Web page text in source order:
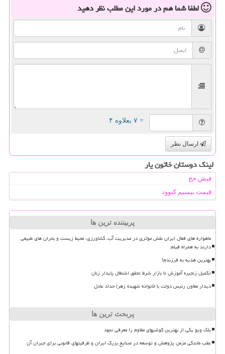
لطفا شما همدر مورد این مطلبنظر دهید
= ۷ بعلاوه ۴
ارسال نظر
لینک دوستان خاتون یار
فیش حج
قیمت بیسیم کنوود
پربیننده ترین ها
ماهواره های فعال ایران نقش مؤثری در مدیریت آب، کشاورزی، محیط زیست و بحران های طبیعی
دارند به همراه فیلم
بهترین هدیه به فرزندم!
تکمیل زنجیره آموزش تا بازار شرط تحقق اشتغال پایدار زنان
دیدار معاون رئیس دولت با خانواده شهیده زهرا حداد عادل
پربحث ترین ها
بلک ویو یکی از بهترین گوشیهای مقاوم را معرفی نمود
عقب ماندگی مزمن پژوهش و توسعه در صنایع بزرگ ایران و ظرفیتهای قانونی برای جبران آن